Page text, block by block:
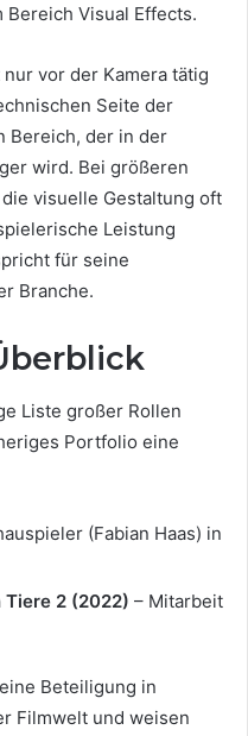
Bereich Visual Effects.
vor der Kamera tätig
Seite der
Bereich, der in der
wird. Bei größeren
visuelle Gestaltung oft
Leistung
für seine
Branche.
Liste großer Rollen
Portfolio eine
(Fabian Haas) in
Tiere 2 (2022) – Mitarbeit
Beteiligung in
Filmwelt und weisen